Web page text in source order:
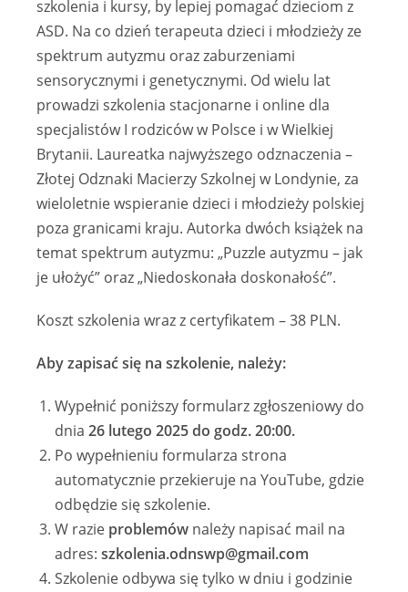
szkolenia i kursy, by lepiej pomagać dzieciom z
ASD. Na co dzień terapeuta dzieci i młodzieży ze
spektrum autyzmu oraz zaburzeniami
sensorycznymi i genetycznymi. Od wielu lat
prowadzi szkolenia stacjonarne i online dla
specjalistów I rodziców w Polsce i w Wielkiej
Brytanii. Laureatka najwyższego odznaczenia –
Złotej Odznaki Macierzy Szkolnej w Londynie, za
wieloletnie wspieranie dzieci i młodzieży polskiej
poza granicami kraju. Autorka dwóch książek na
temat spektrum autyzmu: „Puzzle autyzmu – jak
je ułożyć” oraz „Niedoskonała doskonałość”.
Koszt szkolenia wraz z certyfikatem – 38 PLN.
Aby zapisać się na szkolenie, należy:
Wypełnić poniższy formularz zgłoszeniowy do
dnia26 lutego 2025 do godz. 20:00.
Po wypełnieniu formularza strona
automatycznie przekieruje na YouTube, gdzie
odbędzie się szkolenie.
W razie problemów należy napisać mail na
adres:szkolenia.odnswp@gmail.com
Szkolenie odbywa się tylko w dniu i godzinie